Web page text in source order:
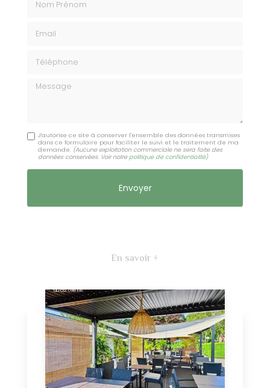
Message
J'autorise ce site à conserver l'ensemble des données transmises
dans ce formulaire pour faciliter le suivi et le traitement de ma
demande. (Aucune exploitation commerciale ne sera faite des
données conservées. Voir notre politique de confidentialité)
En savoir +